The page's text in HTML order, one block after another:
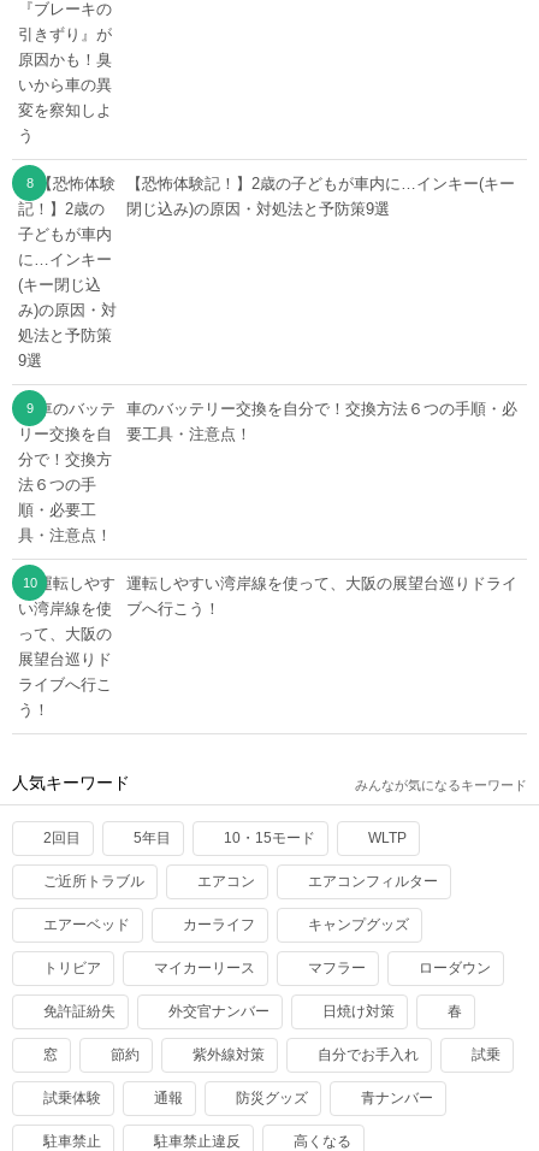
【恐怖体験記！】2歳の子どもが車内に…インキー(キー
閉じ込み)の原因・対処法と予防策9選
車のバッテリー交換を自分で！交換方法６つの手順・必
要工具・注意点！
運転しやすい湾岸線を使って、大阪の展望台巡りドライ
ブへ行こう！
人気キーワード みんなが気になるキーワード
2回目 5年目 10・15モード WLTP
ご近所トラブル エアコン エアコンフィルター
エアーベッド カーライフ キャンプグッズ
トリビア マイカーリース マフラー ローダウン
免許証紛失 外交官ナンバー 日焼け対策 春
窓 節約 紫外線対策 自分でお手入れ 試乗
試乗体験 通報 防災グッズ 青ナンバー
駐車禁止 駐車禁止違反 高くなる